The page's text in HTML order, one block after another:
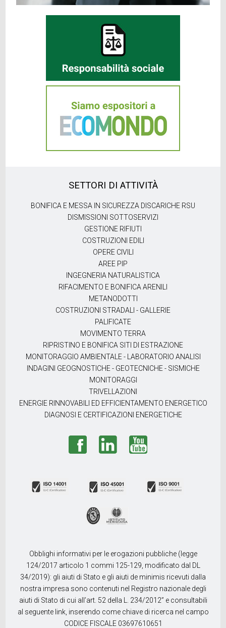
SETTORI DI ATTIVITÀ
BONIFICA E MESSA IN SICUREZZA DISCARICHE RSU
DISMISSIONI SOTTOSERVIZI
GESTIONE RIFIUTI
COSTRUZIONI EDILI
OPERE CIVILI
AREE PIP
INGEGNERIA NATURALISTICA
RIFACIMENTO E BONIFICA ARENILI
METANODOTTI
COSTRUZIONI STRADALI - GALLERIE
PALIFICATE
MOVIMENTO TERRA
RIPRISTINO E BONIFICA SITI DI ESTRAZIONE
MONITORAGGIO AMBIENTALE - LABORATORIO ANALISI
INDAGINI GEOGNOSTICHE - GEOTECNICHE - SISMICHE
MONITORAGGI
TRIVELLAZIONI
ENERGIE RINNOVABILI ED EFFICIENTAMENTO ENERGETICO
DIAGNOSI E CERTIFICAZIONI ENERGETICHE
Obblighi informativi per le erogazioni pubbliche (legge
124/2017 articolo 1 commi 125-129, modificato dal DL
34/2019): gli aiuti di Stato e gli aiuti de minimis ricevuti dalla
nostra impresa sono contenuti nel Registro nazionale degli
aiuti di Stato di cui all’art. 52 della L. 234/2012” e consultabili
al seguente link, inserendo come chiave di ricerca nel campo
CODICE FISCALE 03697610651